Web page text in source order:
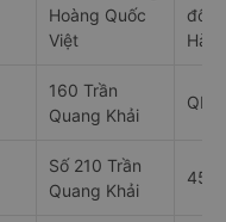
Hoàng Quốc
Việt
đối
160 Trần
Quang Khải
Số 210 Trần
Quang Khải
458